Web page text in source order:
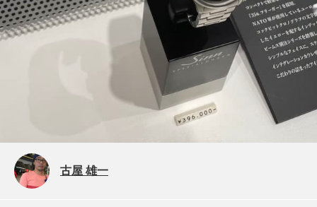
古屋 雄一